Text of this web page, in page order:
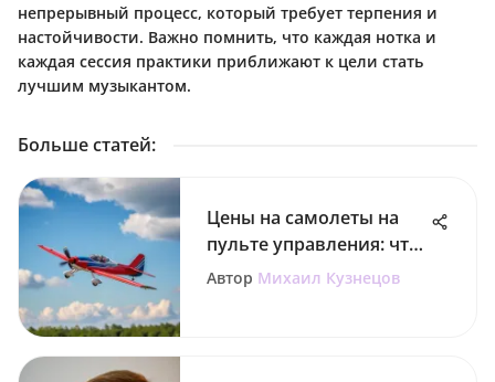
непрерывный процесс, который требует терпения и
настойчивости. Важно помнить, что каждая нотка и
каждая сессия практики приближают к цели стать
лучшим музыкантом.
Больше статей:
Цены на самолеты на
пульте управления: что
выбрать?
Автор Михаил Кузнецов